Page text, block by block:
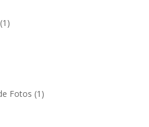
(1)
Fotos (1)